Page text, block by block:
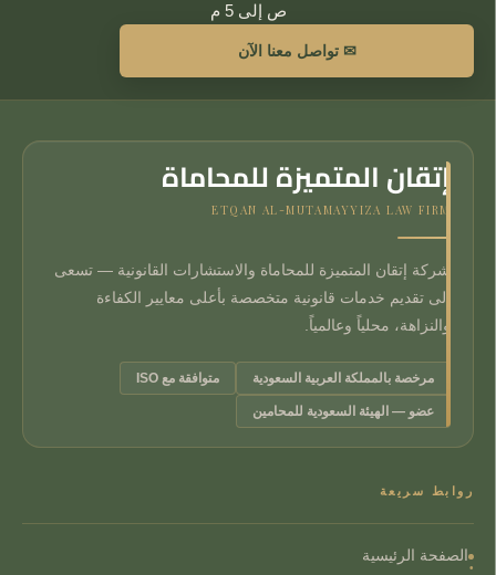
ص إلى 5 م
✉ تواصل معنا الآن
إتقان المتميزة للمحاماة
ETQAN AL-MUTAMAYYIZA LAW FIRM
شركة إتقان المتميزة للمحاماة والاستشارات القانونية — تسعى
إلى تقديم خدمات قانونية متخصصة بأعلى معايير الكفاءة
والنزاهة، محلياً وعالمياً.
مرخصة بالمملكة العربية السعودية متوافقة مع ISO
عضو — الهيئة السعودية للمحامين
روابط سريعة
الصفحة الرئيسية